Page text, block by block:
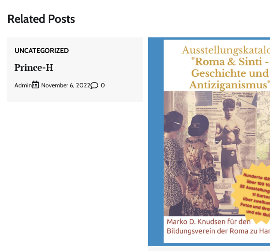
Related Posts
UNCATEGORIZED
Prince-H
Admin November 6, 2022 0